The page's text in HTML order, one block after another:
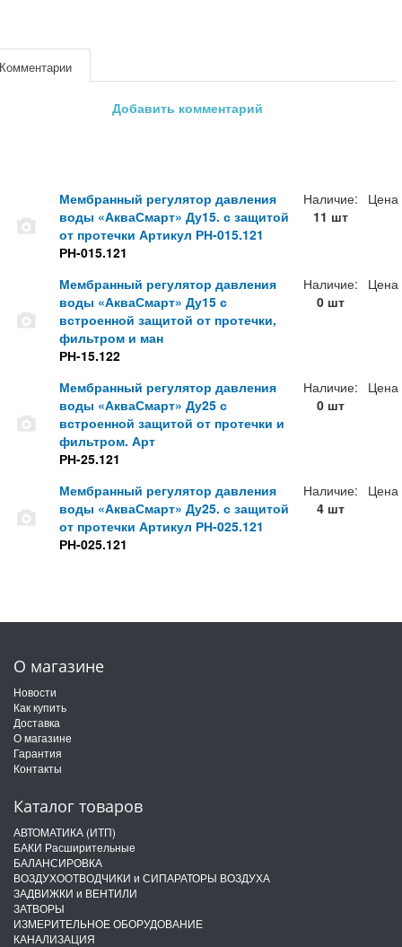
Добавить комментарий
Мембранный регулятор давления
воды «АкваСмарт» Ду15. с защитой
от протечки Артикул РН-015.121
РН-015.121
Наличие:
11 шт
Цена
Мембранный регулятор давления
воды «АкваСмарт» Ду15 с
встроенной защитой от протечки,
фильтром и ман
РН-15.122
Наличие:
0 шт
Цена
Мембранный регулятор давления
воды «АкваСмарт» Ду25 с
встроенной защитой от протечки и
фильтром. Арт
РН-25.121
Наличие:
0 шт
Цена
Мембранный регулятор давления
воды «АкваСмарт» Ду25. с защитой
от протечки Артикул РН-025.121
РН-025.121
Наличие:
4 шт
Цена
О магазине
Новости
Как купить
Доставка
О магазине
Гарантия
Контакты
Каталог товаров
АВТОМАТИКА (ИТП)
БАКИ Расширительные
БАЛАНСИРОВКА
ВОЗДУХООТВОДЧИКИ и СИПАРАТОРЫ ВОЗДУХА
ЗАДВИЖКИ и ВЕНТИЛИ
ЗАТВОРЫ
ИЗМЕРИТЕЛЬНОЕ ОБОРУДОВАНИЕ
КАНАЛИЗАЦИЯ